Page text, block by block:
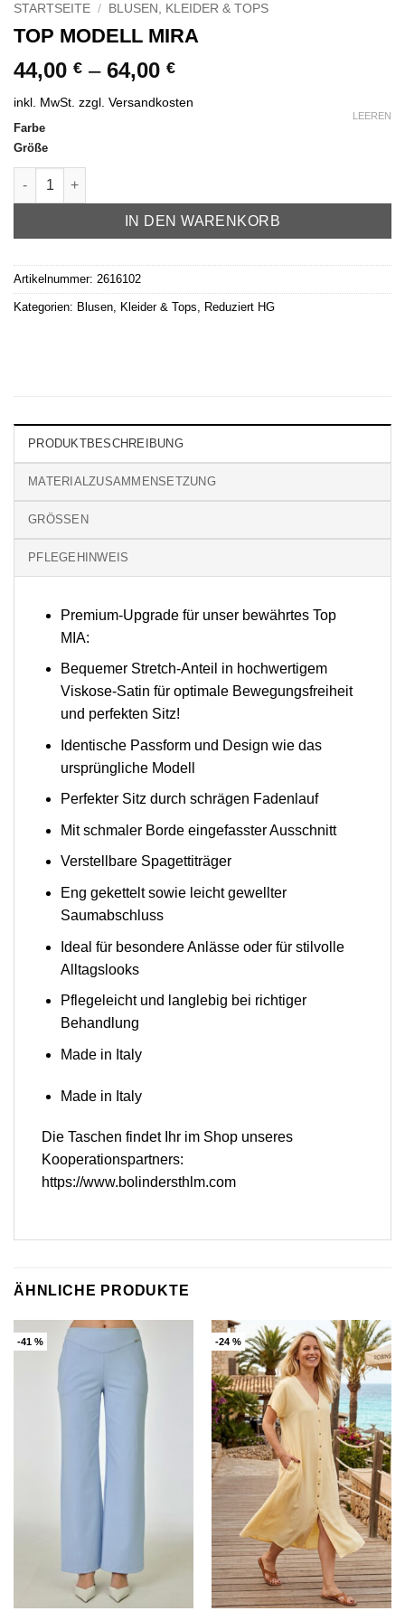
STARTSEITE / BLUSEN, KLEIDER & TOPS
TOP MODELL MIRA
44,00 € – 64,00 €
inkl. MwSt. zzgl. Versandkosten
Farbe
Größe
LEEREN
Top Modell Mira Menge
IN DEN WARENKORB
Artikelnummer: 2616102
Kategorien: Blusen, Kleider & Tops Reduziert HG
PRODUKTBESCHREIBUNG
MATERIALZUSAMMENSETZUNG
GRÖSSEN
PFLEGEHINWEIS
Premium-Upgrade für unser bewährtes Top
MIA:
Bequemer Stretch-Anteil in hochwertigem
Viskose-Satin für optimale Bewegungsfreiheit
und perfekten Sitz!
Identische Passform und Design wie das
ursprüngliche Modell
Perfekter Sitz durch schrägen Fadenlauf
Mit schmaler Borde eingefasster Ausschnitt
Verstellbare Spagettiträger
Eng gekettelt sowie leicht gewellter
Saumabschluss
Ideal für besondere Anlässe oder für stilvolle
Alltagslooks
Pflegeleicht und langlebig bei richtiger
Behandlung
Made in Italy
Made in Italy
Die Taschen findet Ihr im Shop unseres
Kooperationspartners:
https://www.bolindersthlm.com
ÄHNLICHE PRODUKTE
-41 % -24 %